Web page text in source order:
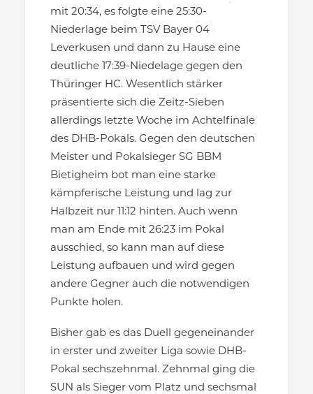
mit 20:34, es folgte eine 25:30-
Niederlage beim TSV Bayer 04
Leverkusen und dann zu Hause eine
deutliche 17:39-Niedelage gegen den
Thüringer HC. Wesentlich stärker
präsentierte sich die Zeitz-Sieben
allerdings letzte Woche im Achtelfinale
des DHB-Pokals. Gegen den deutschen
Meister und Pokalsieger SG BBM
Bietigheim bot man eine starke
kämpferische Leistung und lag zur
Halbzeit nur 11:12 hinten. Auch wenn
man am Ende mit 26:23 im Pokal
ausschied, so kann man auf diese
Leistung aufbauen und wird gegen
andere Gegner auch die notwendigen
Punkte holen.
Bisher gab es das Duell gegeneinander
in erster und zweiter Liga sowie DHB-
Pokal sechszehnmal. Zehnmal ging die
SUN als Sieger vom Platz und sechsmal